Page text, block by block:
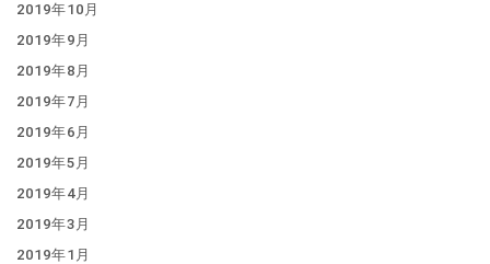
2019年10月
2019年9月
2019年8月
2019年7月
2019年6月
2019年5月
2019年4月
2019年3月
2019年1月